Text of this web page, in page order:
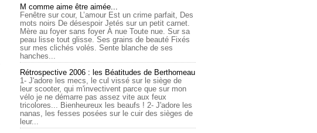
M comme aime être aimée...
Fenêtre sur cour, L’amour Est un crime parfait, Des
mots noirs De désespoir Jetés sur un petit carnet.
Mère au foyer sans foyer À nue Toute nue. Sur sa
peau lisse tout glisse. Ses grains de beauté Fixés
sur mes clichés volés. Sente blanche de ses
hanches...
Rétrospective 2006 : les Béatitudes de Berthomeau
1- J'adore les mecs, le cul vissé sur le siège de
leur scooter, qui m'invectivent parce que sur mon
vélo je ne démarre pas assez vite aux feux
tricolores... Bienheureux les beaufs ! 2- J'adore les
nanas, les fesses posées sur le cuir des sièges de
leur...